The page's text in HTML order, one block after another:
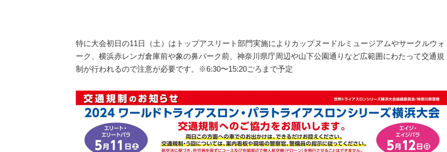
特に大会初日の11日（土）はトップアスリート部門実施によりカップヌードルミュージアムやサークルウォ
ーク、横浜赤レンガ倉庫前や象の鼻パーク前、神奈川県庁周辺や山下公園通りなど広範囲にわたって交通規
制が行われるので注意が必要です。※6:30〜15:20ごろまで予定